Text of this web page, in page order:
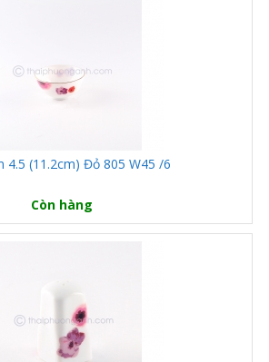
4.5 (11.2cm) Đỏ 805 W45 /6
Còn hàng